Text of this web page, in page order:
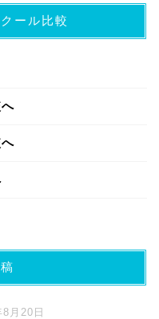
ール比較
月20日